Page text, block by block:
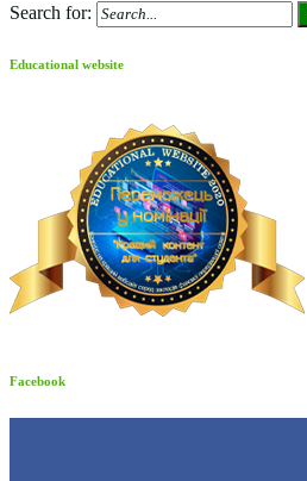
Search for:
Educational website
Facebook